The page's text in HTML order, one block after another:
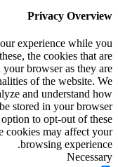
Privacy Overview
experience while you
the cookies that are
your browser as they are
of the website. We
and understand how
stored in your browser
to opt-out of these
cookies may affect your
browsing experience.
Necessary